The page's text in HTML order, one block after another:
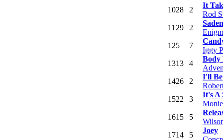
1028 2
It
Rod
11 29 2
125 7
Iggy
1313 4
Body
1426 2
I'll
1522 3
It's A
1615 5
1714 5
Joey